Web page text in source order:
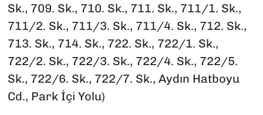
Sk., 709. Sk., 710. Sk., 711. Sk., 711/1. Sk.,
711/2. Sk., 711/3. Sk., 711/4. Sk., 712. Sk.,
713. Sk., 714. Sk., 722. Sk., 722/1. Sk.,
722/2. Sk., 722/3. Sk., 722/4. Sk., 722/5.
Sk., 722/6. Sk., 722/7. Sk., Aydın Hatboyu
Cd., Park İçi Yolu)